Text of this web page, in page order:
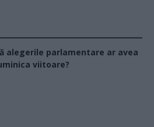
alegerile parlamentare ar avea
viitoare?